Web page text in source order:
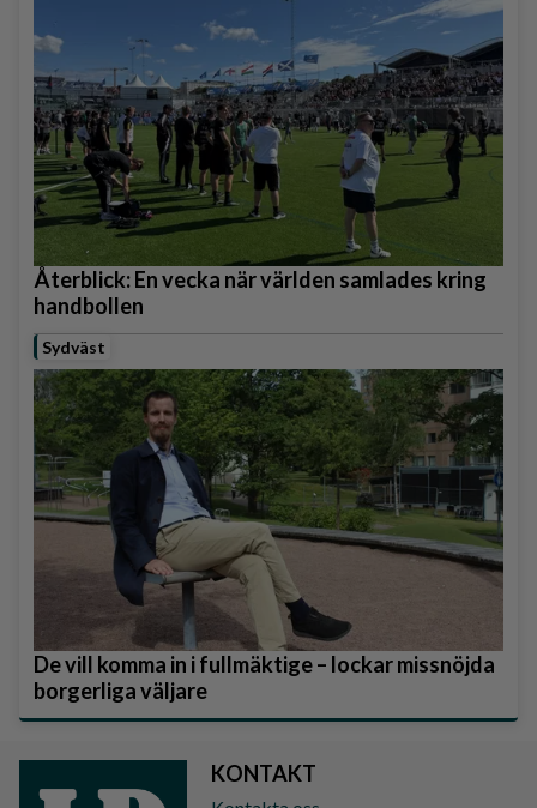
Återblick: En vecka när världen samlades kring
handbollen
Sydväst
De vill komma in i fullmäktige – lockar missnöjda
borgerliga väljare
KONTAKT